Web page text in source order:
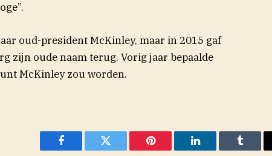
oud-president McKinley, maar in 2015 gaf
zijn oude naam terug. Vorig jaar bepaalde
McKinley zou worden.
Facebook Twitter Pinterest LinkedIn Tumblr